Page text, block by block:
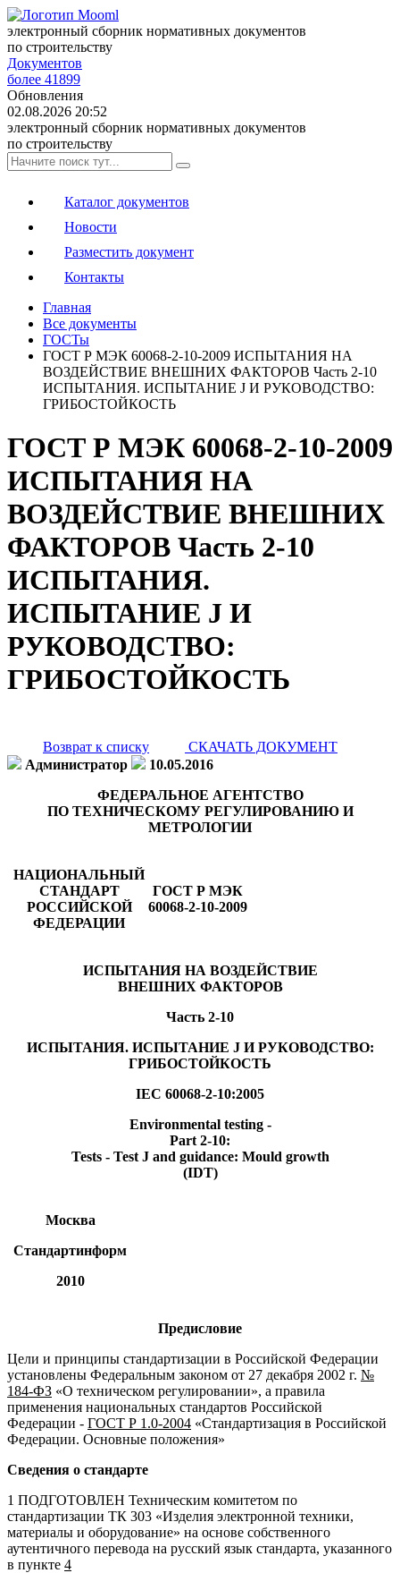
электронный сборник нормативных документов
по строительству
Документов
более 41899
Обновления
02.08.2026 20:52
электронный сборник нормативных документов
по строительству
Каталог документов
Новости
Разместить документ
Контакты
Главная
Все документы
ГОСТы
ГОСТ Р МЭК 60068-2-10-2009 ИСПЫТАНИЯ НА
ВОЗДЕЙСТВИЕ ВНЕШНИХ ФАКТОРОВ Часть 2-10
ИСПЫТАНИЯ. ИСПЫТАНИЕ J И РУКОВОДСТВО:
ГРИБОСТОЙКОСТЬ
ГОСТ Р МЭК 60068-2-10-2009
ИСПЫТАНИЯ НА
ВОЗДЕЙСТВИЕ ВНЕШНИХ
ФАКТОРОВ Часть 2-10
ИСПЫТАНИЯ.
ИСПЫТАНИЕ J И
РУКОВОДСТВО:
ГРИБОСТОЙКОСТЬ
Возврат к списку
СКАЧАТЬ ДОКУМЕНТ
Администратор
10.05.2016
ФЕДЕРАЛЬНОЕ АГЕНТСТВО
ПО ТЕХНИЧЕСКОМУ РЕГУЛИРОВАНИЮ И
МЕТРОЛОГИИ
НАЦИОНАЛЬНЫЙ
СТАНДАРТ
РОССИЙСКОЙ
ФЕДЕРАЦИИ
ГОСТ Р МЭК
60068-2-10-2009
ИСПЫТАНИЯ НА ВОЗДЕЙСТВИЕ
ВНЕШНИХ ФАКТОРОВ
Часть 2-10
ИСПЫТАНИЯ. ИСПЫТАНИЕ J И РУКОВОДСТВО:
ГРИБОСТОЙКОСТЬ
IEC 60068-2-10:2005
Environmental testing -
Part 2-10:
Tests - Test J and guidance: Mould growth
(IDT)
Москва
Стандартинформ
2010
Предисловие
Цели и принципы стандартизации в Российской Федерации
установлены Федеральным законом от 27 декабря 2002 г. №
184-ФЗ «О техническом регулировании», а правила
применения национальных стандартов Российской
Федерации - ГОСТ Р 1.0-2004 «Стандартизация в Российской
Федерации. Основные положения»
Сведения о стандарте
1 ПОДГОТОВЛЕН Техническим комитетом по
стандартизации ТК 303 «Изделия электронной техники,
материалы и оборудование» на основе собственного
аутентичного перевода на русский язык стандарта, указанного
в пункте 4